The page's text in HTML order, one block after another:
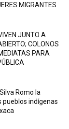
MIGRANTES
JUNTO A
COLONOS
PARA
Romo la
pueblos indígenas